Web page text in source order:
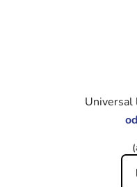
Universal
od